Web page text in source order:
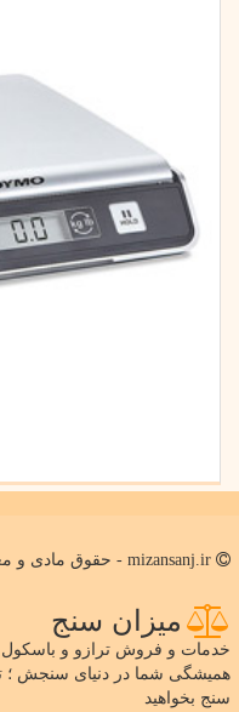
میزان سنج
خدمات و فروش ترازو و باسکول
همیشگی شما در دنیای سنجش ؛
سنج بخواهید